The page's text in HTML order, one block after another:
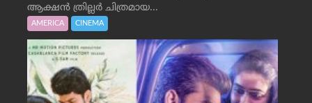
ആക്ഷൻ ത്രില്ലർ ചിത്രമായ...
AMERICA CINEMA